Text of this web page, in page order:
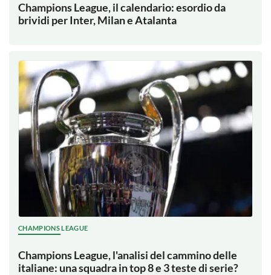
Champions League, il calendario: esordio da
brividi per Inter, Milan e Atalanta
CHAMPIONS LEAGUE
Champions League, l'analisi del cammino delle
italiane: una squadra in top 8 e 3 teste di serie?